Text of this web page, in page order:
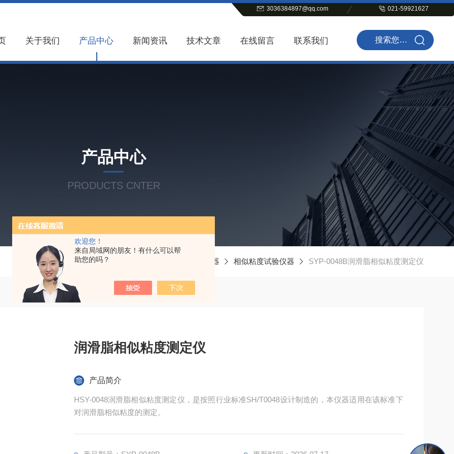
欢迎您！
来自局域网的朋友！有什么可以帮
助您的吗？
3036384897@qq.com 021-59921627
关于我们 产品中心 新闻资讯 技术文章 在线留言 联系我们
产品中心
PRODUCTS CNTER
当前位置：首页 润滑脂和石蜡仪器 相似粘度试验仪器 SYP-0048B润滑脂相似粘度测定仪
润滑脂相似粘度测定仪
产品简介
HSY-0048润滑脂相似粘度测定仪，是按照行业标准SH/T0048设计制造的，本仪器适用在该标准下
对润滑脂相似粘度的测定。